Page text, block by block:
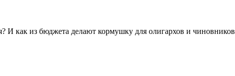
И как из бюджета делают кормушку для олигархов и чиновников